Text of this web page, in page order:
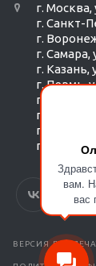
вам.
вас
г.
г. Санкт-
г.
г. Самара,
г. Казань,
г. Пермь,
г.
г. Тюмень,
г.
г. Омск,
ВЕРСИЯ ДЛЯ